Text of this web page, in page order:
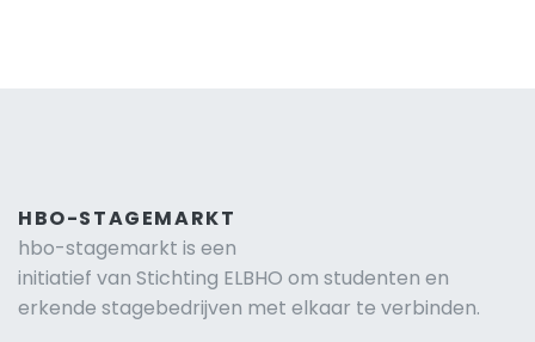
HBO-STAGEMARKT
hbo-stagemarkt is een
initiatief van Stichting ELBHO om studenten en
erkende stagebedrijven met elkaar te verbinden.